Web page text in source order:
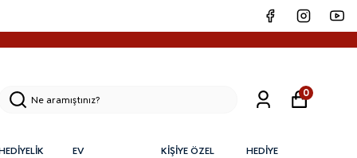
EV
KİŞİYE ÖZEL
HEDİYE
0